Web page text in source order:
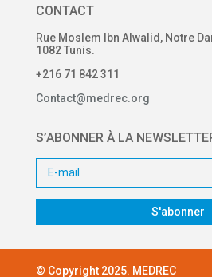
CONTACT
Rue Moslem Ibn Alwalid, Notre
1082 Tunis.
+216 71 842 311
Contact@medrec.org
S’ABONNER À LA
S'abonner
© Copyright 2025. MEDREC